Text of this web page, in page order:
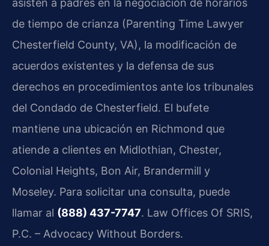
asisten a padres en la negociación de horarios
de tiempo de crianza (Parenting Time Lawyer
Chesterfield County, VA), la modificación de
acuerdos existentes y la defensa de sus
derechos en procedimientos ante los tribunales
del Condado de Chesterfield. El bufete
mantiene una ubicación en Richmond que
atiende a clientes en Midlothian, Chester,
Colonial Heights, Bon Air, Brandermill y
Moseley. Para solicitar una consulta, puede
llamar al (888) 437-7747. Law Offices Of SRIS,
P.C. – Advocacy Without Borders.